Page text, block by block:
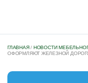
ГЛАВНАЯ/ НОВОСТИ
ОФОРМЛЯЮТ ЖЕЛЕЗНОЙ